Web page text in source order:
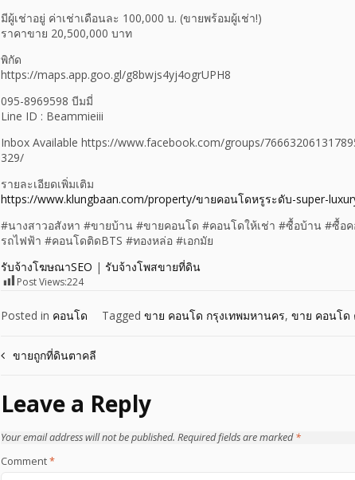
มีผู้เช่าอยู่ ค่าเช่าเดือนละ 100,000 บ. (ขายพร้อมผู้เช่า!)
ราคาขาย 20,500,000 บาท
พิกัด
https://maps.app.goo.gl/g8bwjs4yj4ogrUPH8
095-8969598 บีมมี่
Line ID : Beammieiii
Inbox Available https://www.facebook.com/groups/
329/
รายละเอียดเพิ่มเติม
https://www.klungbaan.com/property/ขายคอนโดหรูระดับ-super-
#นางสาวอสังหา #ขายบ้าน #ขายคอนโด #คอนโดให้เช่า #ซื้อบ้าน #ซื้อ
รถไฟฟ้า #คอนโดติดBTS #ทองหล่อ #เอกมัย
รับจ้างโฆษณาSEO | รับจ้างโพสขายที่ดิน
Post Views:224
Posted in คอนโด Tagged ขาย คอนโด กรุงเทพมหานคร, ขาย คอนโด
Post
ขายถูกที่ดินตาคลี
Leave a Reply
Your email address will not be published. Required fields are marked*
Comment*